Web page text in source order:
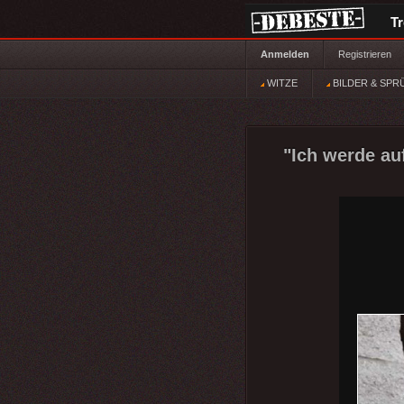
Anmelden Registrieren
WITZE BILDER &
"Ich werde